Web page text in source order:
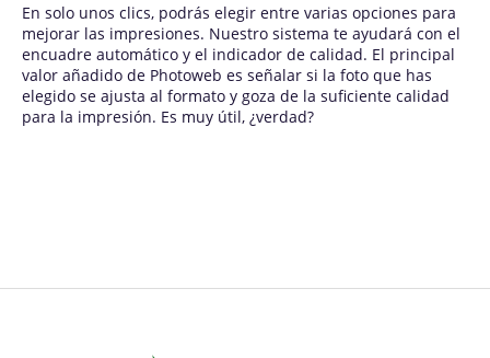
En solo unos clics, podrás elegir entre varias opciones para
mejorar las impresiones. Nuestro sistema te ayudará con el
encuadre automático y el indicador de calidad. El principal
valor añadido de Photoweb es señalar si la foto que has
elegido se ajusta al formato y goza de la suficiente calidad
para la impresión. Es muy útil, ¿verdad?